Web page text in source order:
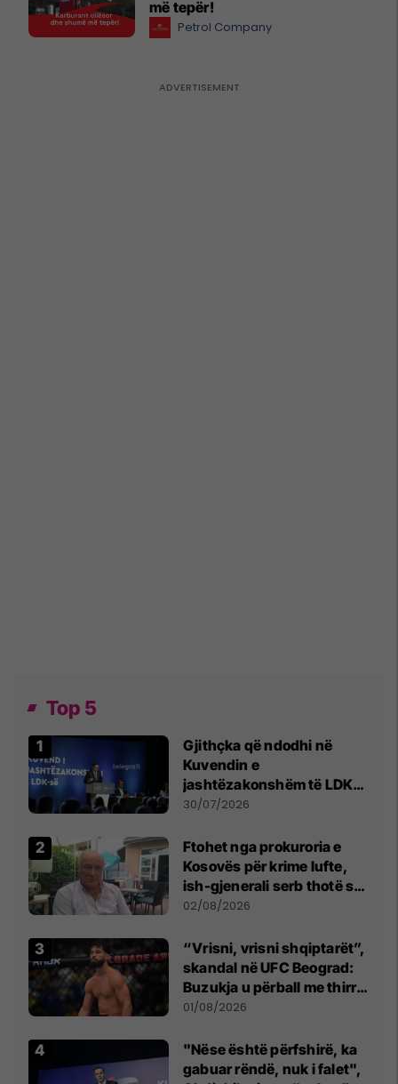
më tepër!
Petrol Company
Top 5
Gjithçka që ndodhi në
Kuvendin e
jashtëzakonshëm të LDK-
së
30/07/2026
Ftohet nga prokuroria e
Kosovës për krime lufte,
ish-gjenerali serb thotë se
dikush e tradhtoi në
02/08/2026
“Vrisni, vrisni shqiptarët”,
skandal në UFC Beograd:
Buzukja u përball me thirrje
anti-shqiptare nga
01/08/2026
"Nëse është përfshirë, ka
gabuar rëndë, nuk i falet",